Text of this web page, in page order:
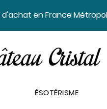
en France
ÉSOTÉRISME